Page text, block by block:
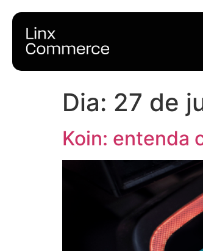
Dia: 27 de
Koin: entenda